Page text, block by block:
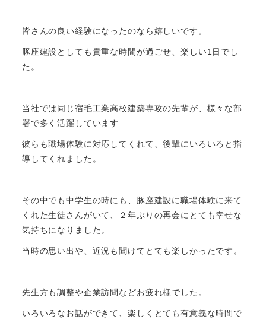
皆さんの良い経験になったのなら嬉しいです。
豚座建設としても貴重な時間が過ごせ、楽しい1日でし
た。
当社では同じ宿毛工業高校建築専攻の先輩が、様々な部
署で多く活躍しています
彼らも職場体験に対応してくれて、後輩にいろいろと指
導してくれました。
その中でも中学生の時にも、豚座建設に職場体験に来て
くれた生徒さんがいて、２年ぶりの再会にとても幸せな
気持ちになりました。
当時の思い出や、近況も聞けてとても楽しかったです。
先生方も調整や企業訪問などお疲れ様でした。
いろいろなお話ができて、楽しくとても有意義な時間で